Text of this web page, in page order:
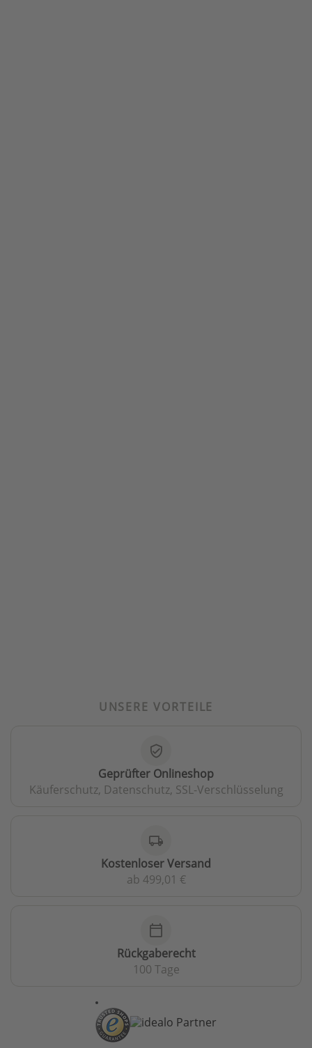
UNSERE VORTEILE
verified_user
Geprüfter Onlineshop
Käuferschutz, Datenschutz, SSL-Verschlüsselung
local_shipping
Kostenloser Versand
ab 499,01 €
calendar_today
Rückgaberecht
100 Tage